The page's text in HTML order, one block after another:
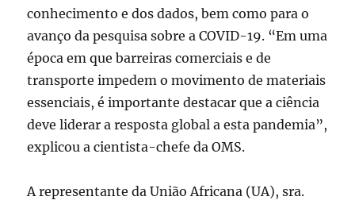
conhecimento e dos dados, bem como para o
avanço da pesquisa sobre a COVID-19. “Em uma
época em que barreiras comerciais e de
transporte impedem o movimento de materiais
essenciais, é importante destacar que a ciência
deve liderar a resposta global a esta pandemia”,
explicou a cientista-chefe da OMS.
A representante da União Africana (UA), sra.